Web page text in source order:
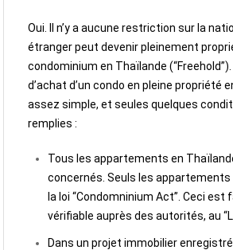
Oui. Il n’y a aucune restriction sur la
étranger peut devenir pleinement
condominium en Thaïlande
d’achat d’un condo en pleine propriété
assez simple, et seules quelques
remplies :
Tous les appartements en
concernés. Seuls les
la loi “Condomninium Act”. Ceci est
vérifiable auprès des autorités, au
Dans un projet immobilier